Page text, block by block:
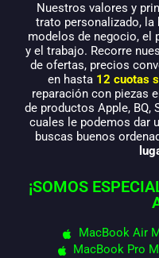
Nuestros valores y
trato personalizado, la
modelos de negocio, el
y el trabajo. Recorre
de ofertas, precios
en hasta 12 cuotas
reparación con piezas
de productos Apple, BQ,
cuales le podemos dar
buscas buenos
¡SOMOS
MacBook Air
MacBook Pro